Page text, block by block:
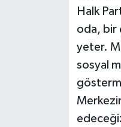
Halk
oda, bir
yeter.
sosyal